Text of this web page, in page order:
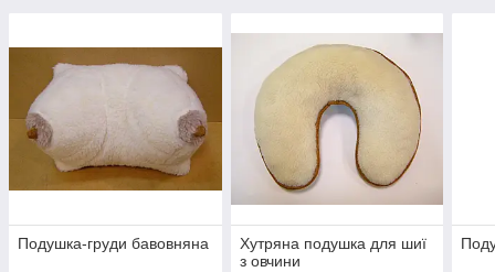
Подушка-груди бавовняна
Хутряна подушка для шиї
з овчини